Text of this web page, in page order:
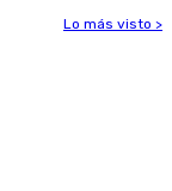
Lo más visto >